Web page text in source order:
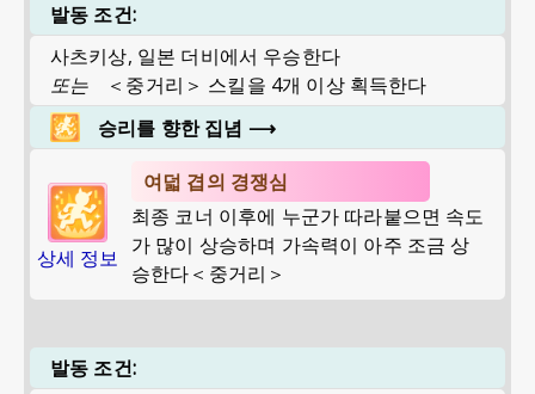
발동 조건:
사츠키상, 일본 더비에서 우승한다
또는
＜중거리＞ 스킬을 4개 이상 획득한다
승리를 향한 집념 ⟶
상세 정보
여덟 겹의 경쟁심
최종 코너 이후에 누군가 따라붙으면 속도
가 많이 상승하며 가속력이 아주 조금 상
승한다＜중거리＞
발동 조건: